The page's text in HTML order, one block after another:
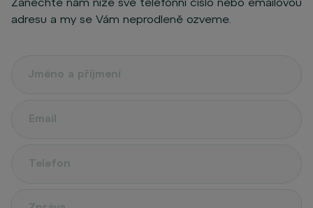
adresu a my se Vám neprodleně ozveme.